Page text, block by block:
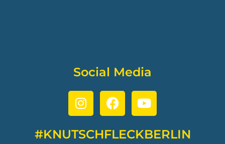
Social Media
#KNUTSCHFLECKBERLIN